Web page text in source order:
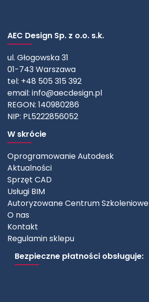
AEC Design Sp. z o.o. s.k.
ul. Głogowska 31
01-743 Warszawa
tel: +48 505 315 392
email: info@aecdesign.pl
REGON: 140980286
NIP: PL5222856052
W skrócie
Oprogramowanie Autodesk
Aktualności
Sprzęt CAD
Usługi BIM
Autoryzowane Centrum Szkoleniowe
O nas
Kontakt
Regulamin sklepu
Bezpieczne płatności obsługuje: